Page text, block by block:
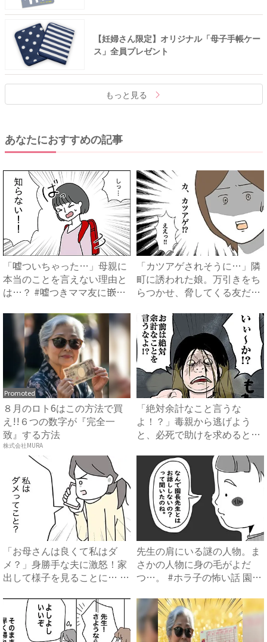
【妊婦さん限定】オリジナル「母子手帳ケー
ス」全員プレゼント
もっと見る
あなたにおすすめの記事
「嘘ついちゃった…」母親に
本当のことを言えない理由と
は…？ #嘘つきママ友に嵌
「カツアゲされそうに…」隣
町に誘われた娘。万引きをち
らつかせ、脅してくる友だち
Promoted
８月のロト6はこの方法で買
え!!６つの数字が『完全一
致』する方法
株式会社MURA
「絶対余計なこと言うな
よ！？」毒親から逃げよう
と、必死で助けを求めると衝
「お母さんは良くて私はダ
メ？」身勝手な夫に激怒！家
出して様子を見ることに… #
先生の肩にいる謎の人物。ま
さかの人物に身の毛がよだ
つ…。 #ホラ子の怖い話 園